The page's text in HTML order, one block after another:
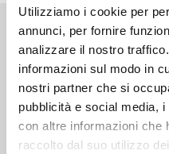
Utilizziamo i cookie per
annunci, per fornire
analizzare il nostro
informazioni sul modo in
nostri partner che si
pubblicità e social media,
con altre informazioni che
raccolto dal suo utilizzo
Altri volumi